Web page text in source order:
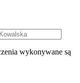
wykonywane są